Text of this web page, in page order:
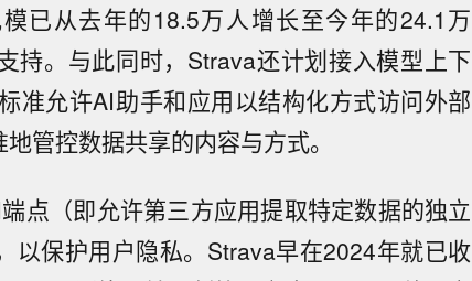
已从去年的18.5万人增长至今年的24.1万
持。与此同时，Strava还计划接入模型上下
允许AI助手和应用以结构化方式访问外部
管控数据共享的内容与方式。
点（即允许第三方应用提取特定数据的独立
以保护用户隐私。Strava早在2024年就已收